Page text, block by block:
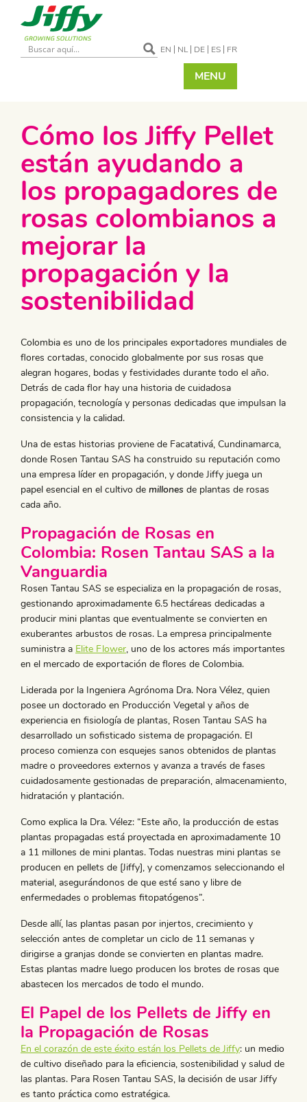
EN NL DE ES FR
MENU
Cómo los Jiffy Pellet
están ayudando a
los propagadores de
rosas colombianos a
mejorar la
propagación y la
sostenibilidad
​Colombia es uno de los principales exportadores mundiales de
flores cortadas, conocido globalmente por sus rosas que
alegran hogares, bodas y festividades durante todo el año.
Detrás de cada flor hay una historia de cuidadosa
propagación, tecnología y personas dedicadas que impulsan la
consistencia y la calidad.
Una de estas historias proviene de Facatativá, Cundinamarca,
donde Rosen Tantau SAS ha construido su reputación como
una empresa líder en propagación, y donde Jiffy juega un
papel esencial en el cultivo de millones de plantas de rosas
cada año.
Propagación de Rosas en
Colombia: Rosen Tantau SAS a la
Vanguardia
Rosen Tantau SAS se especializa en la propagación de rosas,
gestionando aproximadamente 6.5 hectáreas dedicadas a
producir mini plantas que eventualmente se convierten en
exuberantes arbustos de rosas. La empresa principalmente
suministra a Elite Flower, uno de los actores más importantes
en el mercado de exportación de flores de Colombia.
Liderada por la Ingeniera Agrónoma Dra. Nora Vélez, quien
posee un doctorado en Producción Vegetal y años de
experiencia en fisiología de plantas, Rosen Tantau SAS ha
desarrollado un sofisticado sistema de propagación. El
proceso comienza con esquejes sanos obtenidos de plantas
madre o proveedores externos y avanza a través de fases
cuidadosamente gestionadas de preparación, almacenamiento,
hidratación y plantación.
Como explica la Dra. Vélez: “Este año, la producción de estas
plantas propagadas está proyectada en aproximadamente 10
a 11 millones de mini plantas. Todas nuestras mini plantas se
producen en pellets de [Jiffy], y comenzamos seleccionando el
material, asegurándonos de que esté sano y libre de
enfermedades o problemas fitopatógenos”.
Desde allí, las plantas pasan por injertos, crecimiento y
selección antes de completar un ciclo de 11 semanas y
dirigirse a granjas donde se convierten en plantas madre.
Estas plantas madre luego producen los brotes de rosas que
abastecen los mercados de todo el mundo.
El Papel de los Pellets de Jiffy en
la Propagación de Rosas
En el corazón de este éxito están los Pellets de Jiffy: un medio
de cultivo diseñado para la eficiencia, sostenibilidad y salud de
las plantas. Para Rosen Tantau SAS, la decisión de usar Jiffy
es tanto práctica como estratégica.